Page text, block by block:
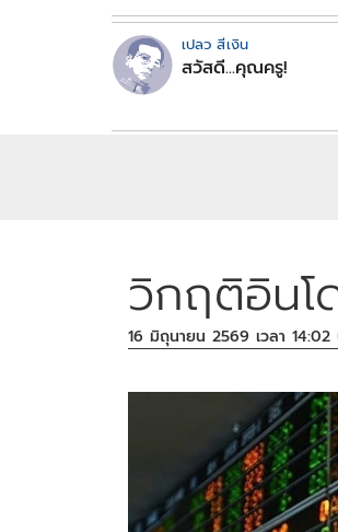
เปลว สีเงิน
สวัสดี...คุณครู!
วิกฤติอินโ
16 มิถุนายน 2569 เวลา 14:02